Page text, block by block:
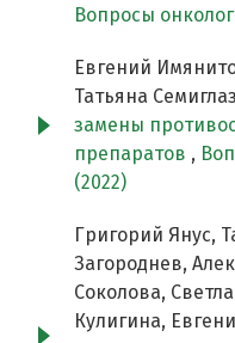
Вопросы
Евгений
Татьяна
замены
препаратов ,
(2022)
Григорий Янус,
Загороднев,
Соколова,
Кулигина,